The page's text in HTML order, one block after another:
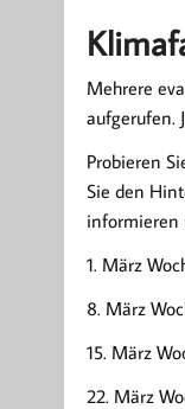
Mehrere
aufgerufen.
Probieren
Sie den
informieren
1. März
8. März
15. März
22. März